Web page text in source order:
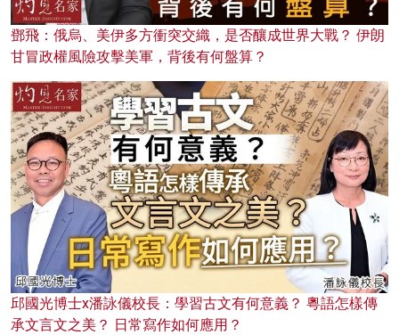
鄧飛：俄烏、美伊多方衝突交織，是否釀成世界大戰？ 伊朗
甘冒政權風險攻擊美軍，背後有何盤算？
邱國光博士x潘詠儀校長：學習古文有何意義？ 粵語怎樣傳
承文言文之美？ 日常寫作如何應用？